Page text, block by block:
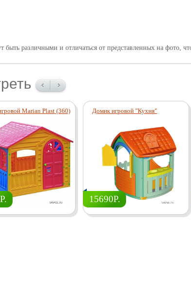
быть различными и отличаться от представленных на фото,
Marian Plast (360) Домик игровой "Кухня"
15690Р.